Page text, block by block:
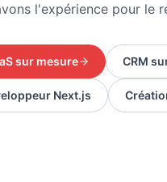
l'expérience pour le
sur mesure CRM
Next.js